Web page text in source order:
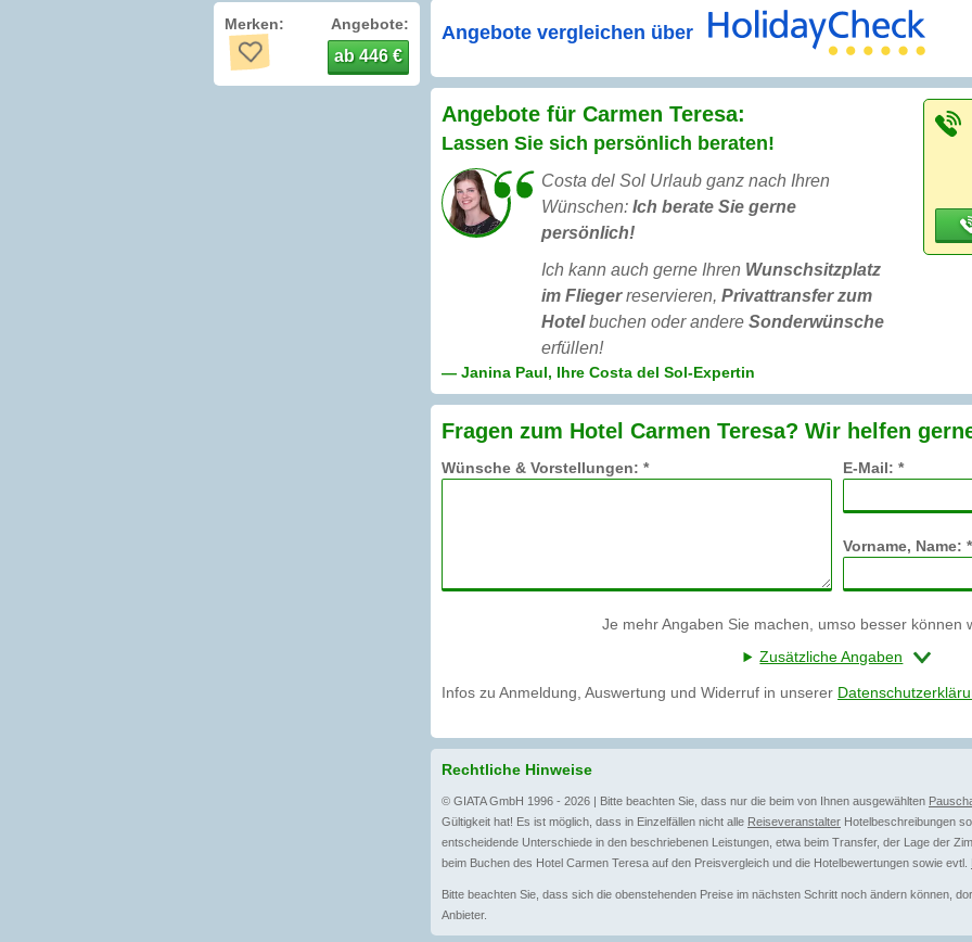
Merken: Angebote:
ab 446 €
Angebote vergleichen über
Angebote für Carmen Teresa:
Lassen Sie sich persönlich beraten!
Costa del Sol Urlaub ganz nach Ihren
Wünschen: Ich berate Sie gerne
persönlich!
Ich kann auch gerne Ihren Wunschsitzplatz
im Fliegerreservieren, Privattransfer zum
Hotelbuchen oder andere Sonderwünsche
erfüllen!
— Janina Paul, Ihre Costa del Sol-Expertin
Fragen zum Hotel Carmen Teresa? Wir helfen
Wünsche & Vorstellungen: * E-Mail: *
Vorname, Name: *
Je mehr Angaben Sie machen, umso besser können
Zusätzliche Angaben
Infos zu Anmeldung, Auswertung und Widerruf in unserer
Rechtliche Hinweise
© GIATA GmbH 1996 - 2026 | Bitte beachten Sie, dass nur die beim von Ihnen ausgewählten
Gültigkeit hat! Es ist möglich, dass in Einzelfällen nicht alle Reiseveranstalter Hotelbeschreibungen
entscheidende Unterschiede in den beschriebenen Leistungen, etwa beim Transfer, der Lage der
beim Buchen des Hotel Carmen Teresa auf den Preisvergleich und die Hotelbewertungen sowie evtl.
Bitte beachten Sie, dass sich die obenstehenden Preise im nächsten Schritt noch ändern können,
Anbieter.